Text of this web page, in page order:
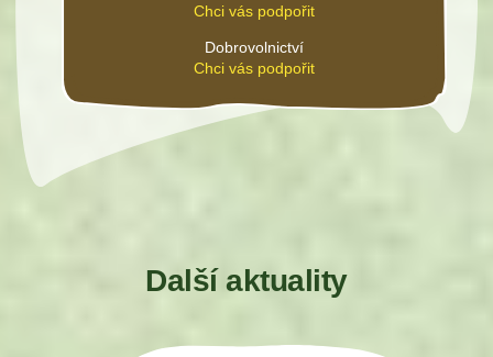
Chci vás podpořit
Dobrovolnictví
Chci vás podpořit
Další aktuality